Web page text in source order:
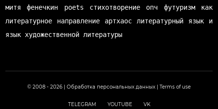
митя фенечкин
poets стихотворение опч
футуризм как
литературное направление
артхаос
литературный язык и
язык художественной литературы
© 2008 - 2026 | Обработка персональных данных Terms of use
TELEGRAM YOUTUBE VK